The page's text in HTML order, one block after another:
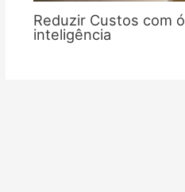
Reduzir Custos com
inteligência